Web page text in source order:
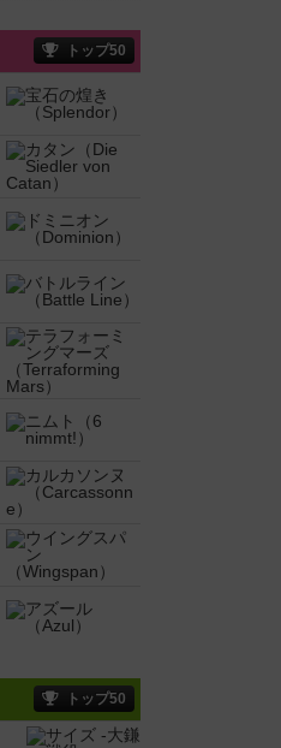
トップ50
トップ50